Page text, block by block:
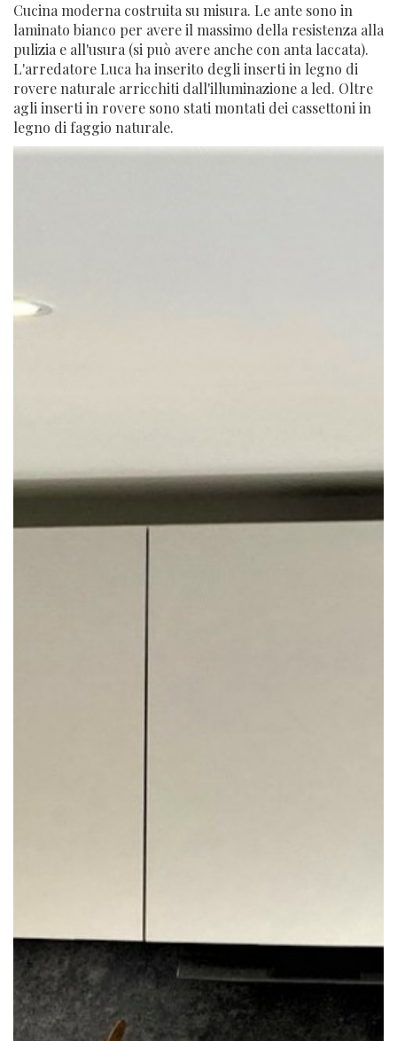
Cucina moderna costruita su misura. Le ante sono in
laminato bianco per avere il massimo della resistenza alla
pulizia e all'usura (si può avere anche con anta laccata).
L'arredatore Luca ha inserito degli inserti in legno di
rovere naturale arricchiti dall'illuminazione a led. Oltre
agli inserti in rovere sono stati montati dei cassettoni in
legno di faggio naturale.